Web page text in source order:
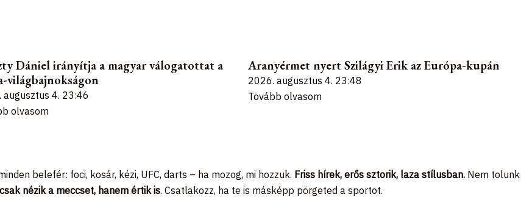
Dániel irányítja a magyar válogatottat a
világbajnokságon
augusztus 4. 23:46
olvasom
Aranyérmet nyert Szilágyi Erik az Európa-kupán
2026. augusztus 4. 23:48
Tovább olvasom
belefér: foci, kosár, kézi, UFC, darts – ha mozog, mi hozzuk. Friss hírek, erős sztorik, laza stílusban. Nem tolunk
nézik a meccset, hanem értik is. Csatlakozz, ha te is másképp pörgeted a sportot.